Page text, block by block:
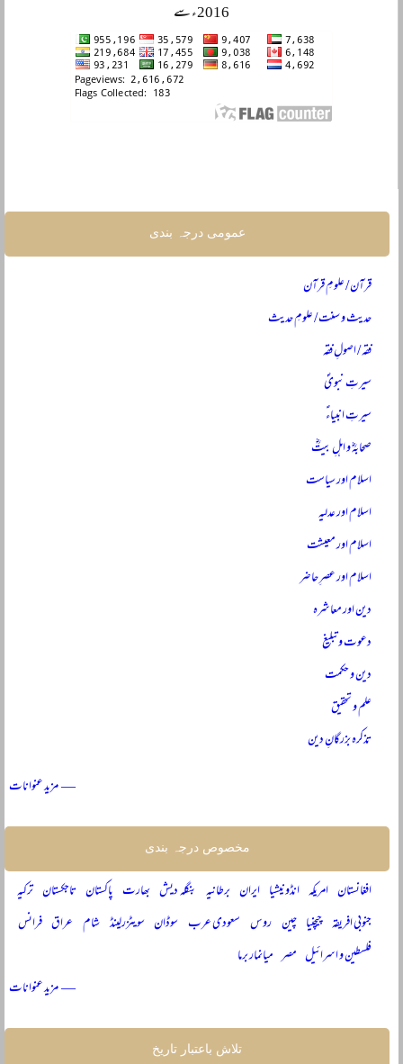
2016ء سے
عمومی درجہ بندی
قرآن / علومِ قرآن
حدیث و سنت / علومِ حدیث
فقہ / اصولِ فقہ
سیرتِ نبویؐ
سیرتِ انبیاءؑ
صحابہؓ و اہلِ بیتؓ
اسلام اور سیاست
اسلام اور عدلیہ
اسلام اور معیشت
اسلام اور عصرِ حاضر
دین اور معاشرہ
دعوت و تبلیغ
دین و حکمت
علم و تحقیق
تذکرہ بزرگانِ دین
— مزید عنوانات
مخصوص درجہ بندی
افغانستان امریکہ انڈونیشیا ایران برطانیہ بنگلہ دیش بھارت پاکستان تاجکستان ترکیہ
جنوبی افریقہ چیچنیا چین روس سعودی عرب سوڈان سویٹزرلینڈ شام عراق فرانس
فلسطین و اسرائیل مصر میانمار برما
— مزید عنوانات
تلاش باعتبار تاریخ